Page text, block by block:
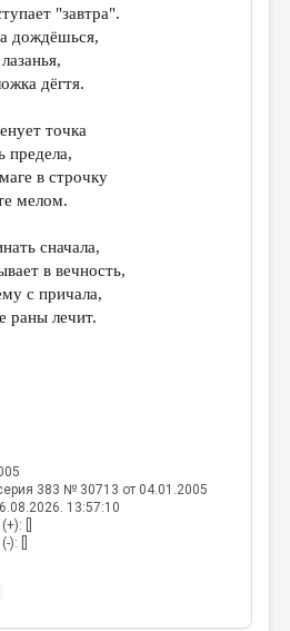
"завтра".
дождёшься,
дёгтя.
точка
предела,
в строчку
мелом.
сначала,
в вечность,
с причала,
раны лечит.
383 № 30713 от 04.01.2005
13:57:10
[]
[]